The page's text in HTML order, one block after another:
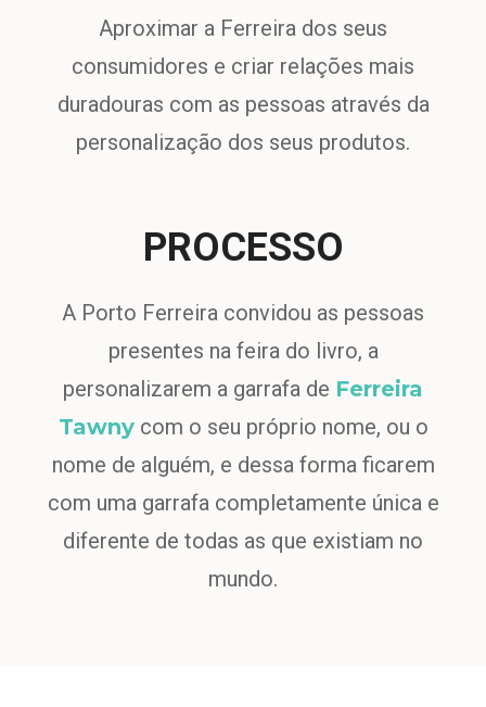
Aproximar a Ferreira dos seus
consumidores e criar relações mais
duradouras com as pessoas através da
personalização dos seus produtos.
PROCESSO
A Porto Ferreira convidou as pessoas
presentes na feira do livro, a
personalizarem a garrafa de Ferreira
Tawnycom o seu próprio nome, ou o
nome de alguém, e dessa forma ficarem
com uma garrafa completamente única e
diferente de todas as que existiam no
mundo.